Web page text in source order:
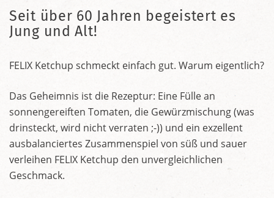
Seit über 60 Jahren begeistert es
Jung und Alt!
FELIX Ketchup schmeckt einfach gut. Warum eigentlich?
Das Geheimnis ist die Rezeptur: Eine Fülle an
sonnengereiften Tomaten, die Gewürzmischung (was
drinsteckt, wird nicht verraten ;-)) und ein exzellent
ausbalanciertes Zusammenspiel von süß und sauer
verleihen FELIX Ketchup den unvergleichlichen
Geschmack.